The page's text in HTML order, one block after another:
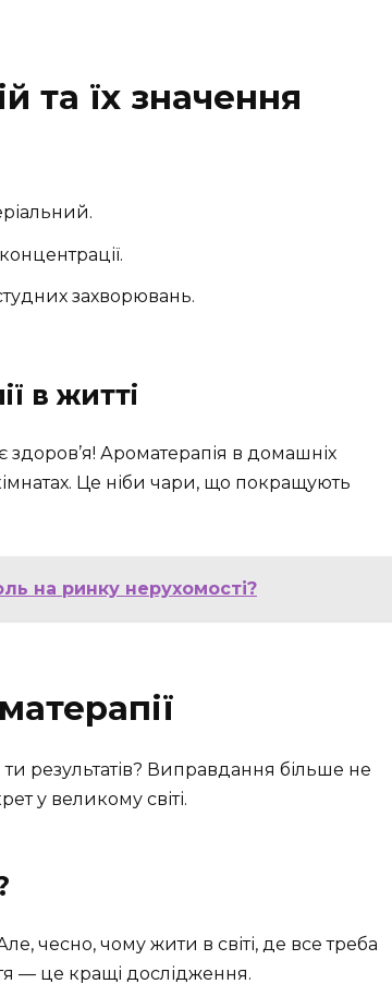
та їх значення
захворювань.
в житті
Ароматерапія в домашніх
Це ніби чари, що покращують
на ринку нерухомості?
результатів? Виправдання більше не
у великому світі.
чесно, чому жити в світі, де все треба
— це кращі дослідження.